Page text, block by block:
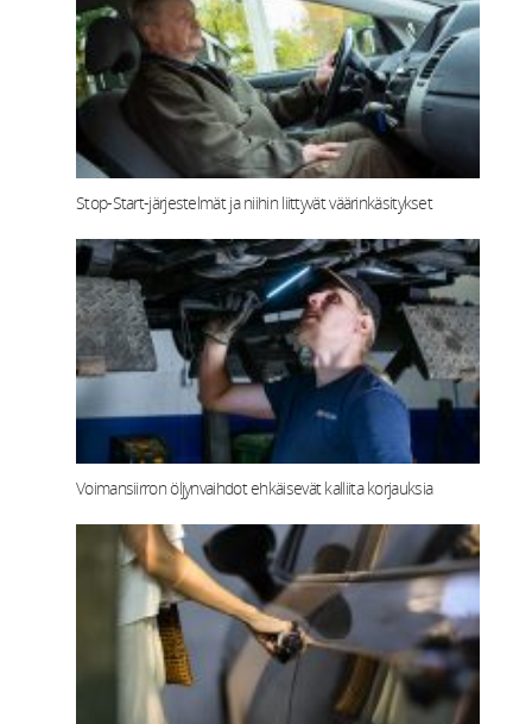
Stop-Start‑järjestelmät ja niihin liittyvät väärinkäsitykset
Voimansiirron öljynvaihdot ehkäisevät kalliita korjauksia